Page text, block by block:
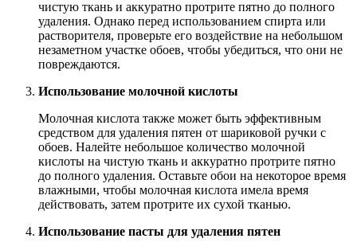
чистую ткань и аккуратно протрите пятно до полного
удаления. Однако перед использованием спирта или
растворителя, проверьте его воздействие на небольшом
незаметном участке обоев, чтобы убедиться, что они не
повреждаются.
Использование молочной кислоты
Молочная кислота также может быть эффективным
средством для удаления пятен от шариковой ручки с
обоев. Налейте небольшое количество молочной
кислоты на чистую ткань и аккуратно протрите пятно
до полного удаления. Оставьте обои на некоторое время
влажными, чтобы молочная кислота имела время
действовать, затем протрите их сухой тканью.
Использование пасты для удаления пятен